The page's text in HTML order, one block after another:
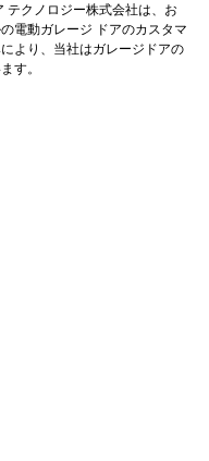
テクノロジー株式会社は、お
電動ガレージ ドアのカスタマ
より、当社はガレージドアの
す。